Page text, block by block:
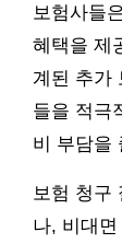
보험사들
혜택을 제
계된 추가
들을 적극
비 부담을
보험 청구
나, 비대